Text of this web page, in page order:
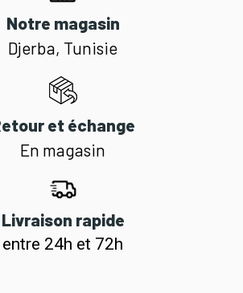
Notre magasin
Djerba, Tunisie
et échange
En magasin
Livraison rapide
entre 24h et 72h